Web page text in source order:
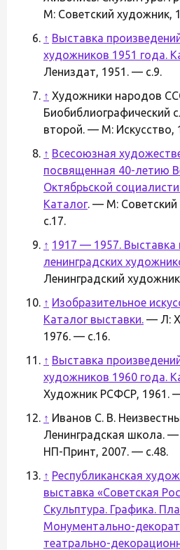
М: Советский художник,
↑ Выставка
художников 1951 года.
Лениздат, 1951. — с.9.
↑ Художники народов
Биобиблиографический
второй. — М: Искусство,
↑ Всесоюзная
посвященная 40-летию
Октябрьской
Каталог. — М:
с.17.
↑ 1917 — 1957. Выставка
ленинградских
Ленинградский
↑ Изобразительное
Каталог выставки. — Л:
1976. — с.16.
↑ Выставка
художников 1960 года.
Художник РСФСР, 1961.
↑ Иванов С. В.
Ленинградская школа. —
НП-Принт, 2007. — с.48.
↑ Республиканская
выставка «Советская
Скульптура. Графика.
Монументально-
театрально-